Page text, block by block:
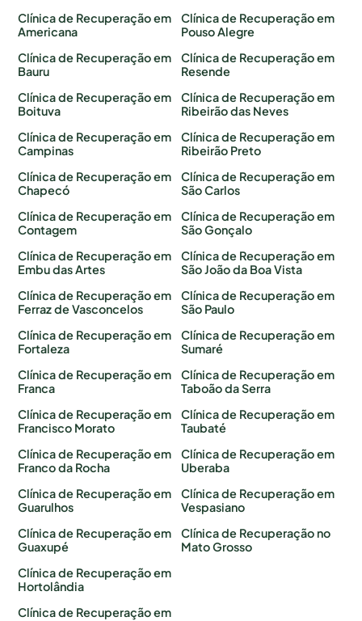
Clínica de Recuperação em
Americana
Clínica de Recuperação em
Bauru
Clínica de Recuperação em
Boituva
Clínica de Recuperação em
Campinas
Clínica de Recuperação em
Chapecó
Clínica de Recuperação em
Contagem
Clínica de Recuperação em
Embu das Artes
Clínica de Recuperação em
Ferraz de Vasconcelos
Clínica de Recuperação em
Fortaleza
Clínica de Recuperação em
Franca
Clínica de Recuperação em
Francisco Morato
Clínica de Recuperação em
Franco da Rocha
Clínica de Recuperação em
Guarulhos
Clínica de Recuperação em
Guaxupé
Clínica de Recuperação em
Hortolândia
Clínica de Recuperação em
Clínica de Recuperação em
Pouso Alegre
Clínica de Recuperação em
Resende
Clínica de Recuperação em
Ribeirão das Neves
Clínica de Recuperação em
Ribeirão Preto
Clínica de Recuperação em
São Carlos
Clínica de Recuperação em
São Gonçalo
Clínica de Recuperação em
São João da Boa Vista
Clínica de Recuperação em
São Paulo
Clínica de Recuperação em
Sumaré
Clínica de Recuperação em
Taboão da Serra
Clínica de Recuperação em
Taubaté
Clínica de Recuperação em
Uberaba
Clínica de Recuperação em
Vespasiano
Clínica de Recuperação no
Mato Grosso